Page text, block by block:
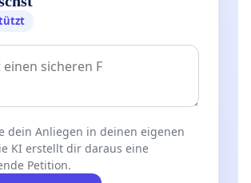
dein Anliegen in deinen eigenen
KI erstellt dir daraus eine
Petition.